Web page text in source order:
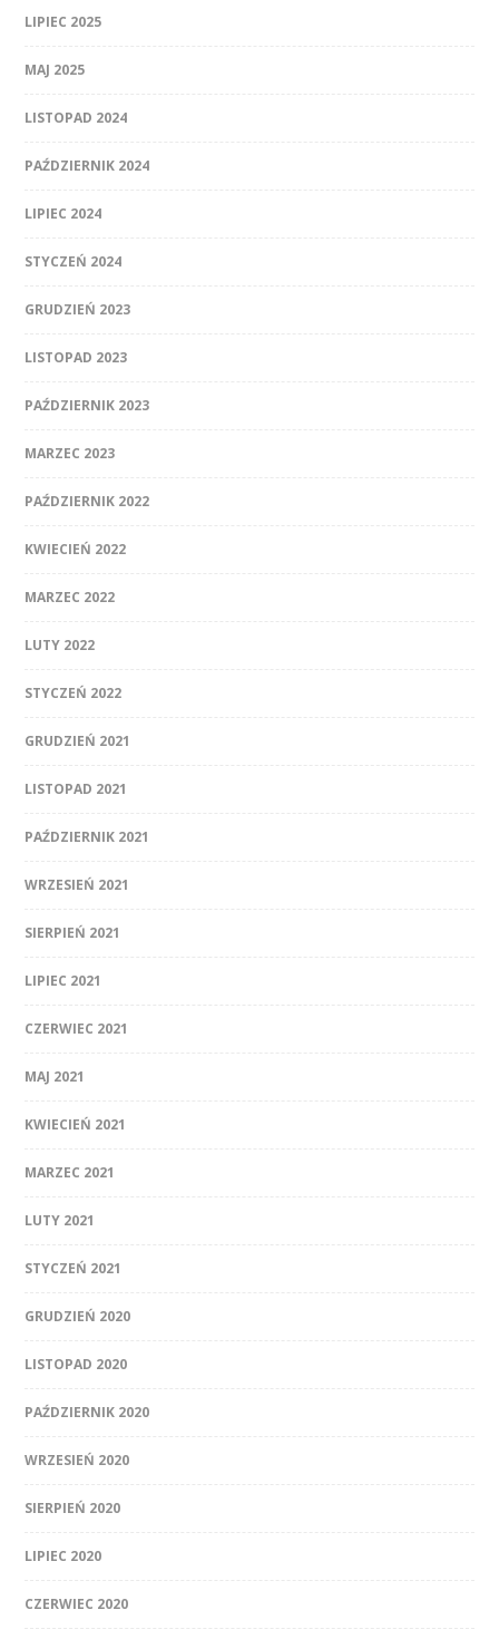
LIPIEC 2025
MAJ 2025
LISTOPAD 2024
PAŹDZIERNIK 2024
LIPIEC 2024
STYCZEŃ 2024
GRUDZIEŃ 2023
LISTOPAD 2023
PAŹDZIERNIK 2023
MARZEC 2023
PAŹDZIERNIK 2022
KWIECIEŃ 2022
MARZEC 2022
LUTY 2022
STYCZEŃ 2022
GRUDZIEŃ 2021
LISTOPAD 2021
PAŹDZIERNIK 2021
WRZESIEŃ 2021
SIERPIEŃ 2021
LIPIEC 2021
CZERWIEC 2021
MAJ 2021
KWIECIEŃ 2021
MARZEC 2021
LUTY 2021
STYCZEŃ 2021
GRUDZIEŃ 2020
LISTOPAD 2020
PAŹDZIERNIK 2020
WRZESIEŃ 2020
SIERPIEŃ 2020
LIPIEC 2020
CZERWIEC 2020